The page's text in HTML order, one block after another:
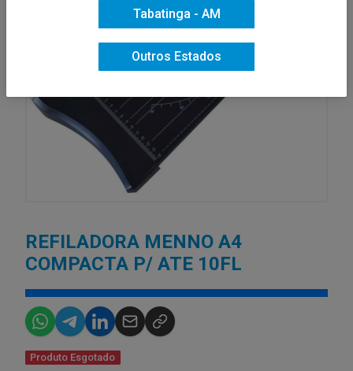
REFILADORA MENNO A4
COMPACTA P/ ATE 10FL
Produto Esgotado
Tabatinga - AM
Outros Estados